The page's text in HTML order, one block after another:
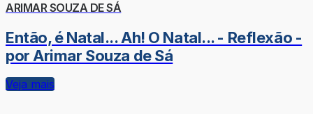
ARIMAR SOUZA DE SÁ
Então, é Natal... Ah! O Natal... - Reflexão -
por Arimar Souza de Sá
Veja mais